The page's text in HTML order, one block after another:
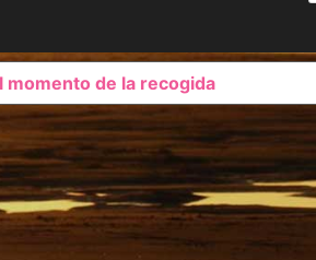
momento de la recogida